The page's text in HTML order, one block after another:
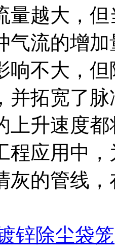
量越大，
气流的增
响不大，
并拓宽了
上升速度
程应用中
灰的管线
锌除尘袋笼